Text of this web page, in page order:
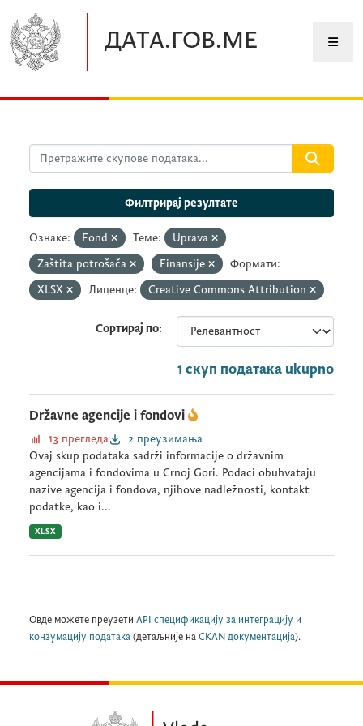
ДАТА.ГОВ.МЕ
Филтрирај резултате
Ознаке: Fond Теме:
Uprava
Zaštita potrošača
Finansije
Формати:
XLSX
Лиценце: Creative Commons Attribution
Сортирај по
1 скуп података ukupno
Državne agencije i fondovi
13 прегледа
2 преузимања
Ovaj skup podataka sadrži informacije o državnim
agencijama i fondovima u Crnoj Gori. Podaci obuhvataju
nazive agencija i fondova, njihove nadležnosti, kontakt
podatke, kao i...
XLSX
Овде можете преузети API спецификацију за интеграцију и
конзумацију података (детаљније на CKAN документација).